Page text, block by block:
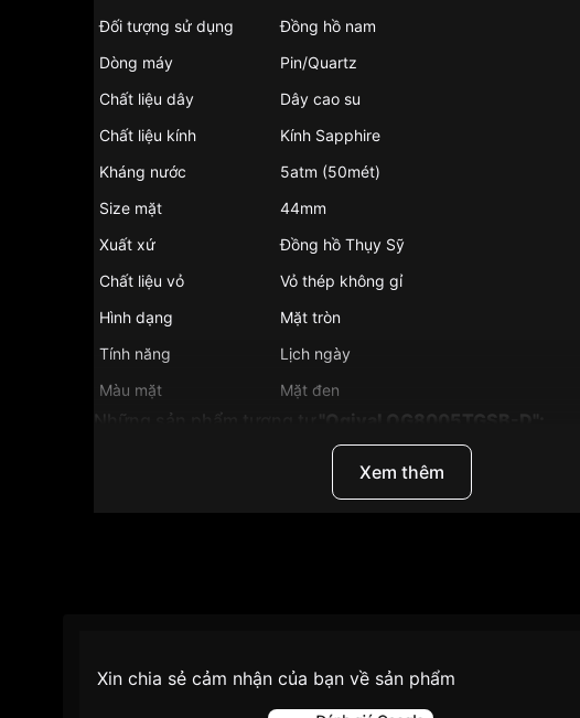
Đối tượng sử dụng
Đồng hồ nam
Dòng máy
Pin/Quartz
Chất liệu dây
Dây cao su
Chất liệu kính
Kính Sapphire
Kháng nước
5atm (50mét)
Size mặt
44mm
Xuất xứ
Đồng hồ Thụy Sỹ
Chất liệu vỏ
Vỏ thép không gỉ
Hình dạng
Mặt tròn
Tính năng
Lịch ngày
Màu mặt
Mặt đen
Những sản phẩm tương tự "Ogival OG8005TGSB-D":
Xem thêm
Xin chia sẻ cảm nhận của bạn về sản phẩm